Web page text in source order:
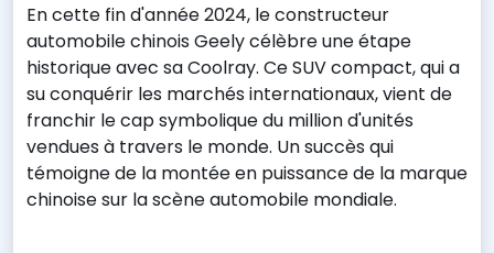
En cette fin d'année 2024, le constructeur
automobile chinois Geely célèbre une étape
historique avec sa Coolray. Ce SUV compact, qui a
su conquérir les marchés internationaux, vient de
franchir le cap symbolique du million d'unités
vendues à travers le monde. Un succès qui
témoigne de la montée en puissance de la marque
chinoise sur la scène automobile mondiale.